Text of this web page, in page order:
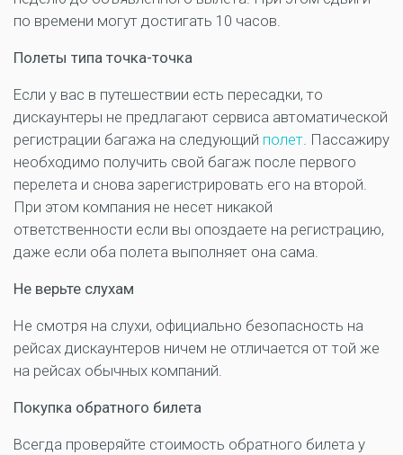
по времени могут достигать 10 часов.
Полеты типа точка-точка
Если у вас в путешествии есть пересадки, то
дискаунтеры не предлагают сервиса автоматической
регистрации багажа на следующий полет. Пассажиру
необходимо получить свой багаж после первого
перелета и снова зарегистрировать его на второй.
При этом компания не несет никакой
ответственности если вы опоздаете на регистрацию,
даже если оба полета выполняет она сама.
Не верьте слухам
Не смотря на слухи, официально безопасность на
рейсах дискаунтеров ничем не отличается от той же
на рейсах обычных компаний.
Покупка обратного билета
Всегда проверяйте стоимость обратного билета у